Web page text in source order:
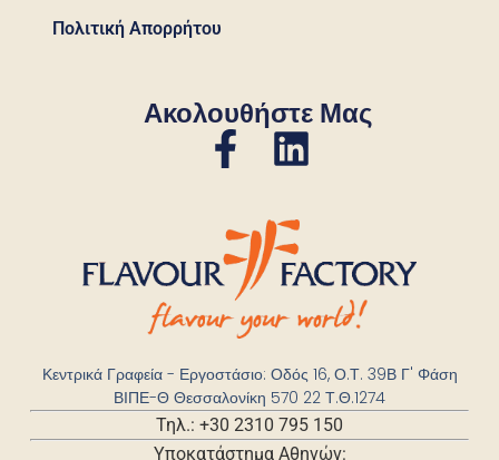
Κεντρικά Γραφεία - Εργοστάσιο: Οδός 16, Ο.Τ. 39Β Γ' Φάση
ΒΙΠΕ-Θ Θεσσαλονίκη 570 22 Τ.Θ.1274
Τηλ.: +30 2310 795 150
Υποκατάστημα Αθηνών:
Πολιτική Απορρήτου
Ακολουθήστε Μας